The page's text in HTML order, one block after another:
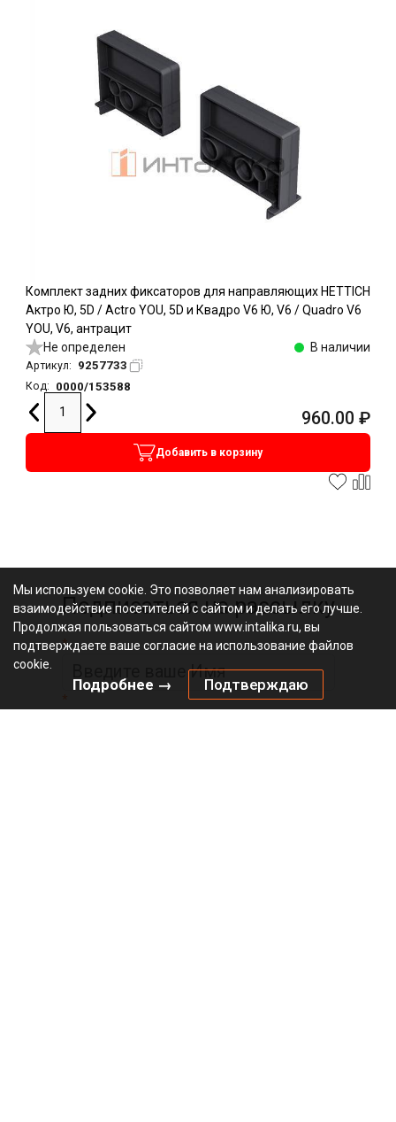
Комплект задних фиксаторов для направляющих HETTICH
Актро Ю, 5D / Actro YOU, 5D и Квадро V6 Ю, V6 / Quadro V6
YOU, V6, антрацит
Не определен
В наличии
Артикул: 9257733
Код: 0000/153588
960.00 ₽
Добавить в корзину
Подписаться на рассылку
*
Мы используем cookie. Это позволяет нам анализировать
взаимодействие посетителей с сайтом и делать его лучше.
Продолжая пользоваться сайтом www.intalika.ru, вы
подтверждаете ваше согласие на использование файлов
cookie.
Подробнее → Подтверждаю